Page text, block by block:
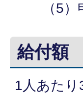
（5
給付額
1人あたり